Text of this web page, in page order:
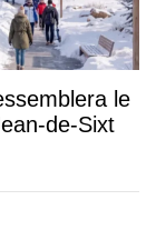
le
de-Sixt